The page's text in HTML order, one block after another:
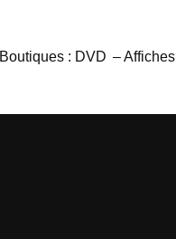
Boutiques : DVD – Affiches